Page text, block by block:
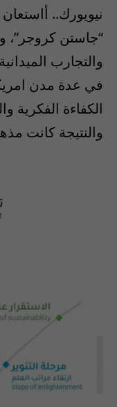
نيويورك..
“جاستن كروجر”،
والتجارب
في عدة مدن
الكفاءة الفكرية
والنتيجة كانت